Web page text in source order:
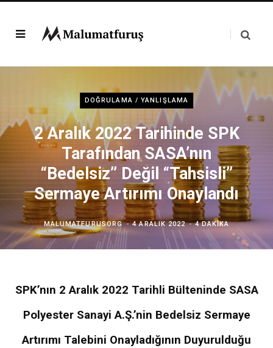
DOĞRULAMA / YANLIŞLAMA
2 Aralık 2022 Tarihinde SPK
Tarafından SASA’nın
“Bedelsiz” Değil “Tahsisli”
Sermaye Artırımı Onaylandı
MALUMATFURUSORG 4 ARALIK 2022 4 DAKIKA
SPK’nın 2 Aralık 2022 Tarihli Bülteninde SASA
Polyester Sanayi A.Ş.’nin Bedelsiz Sermaye
Artırımı Talebini Onayladığının Duyurulduğu